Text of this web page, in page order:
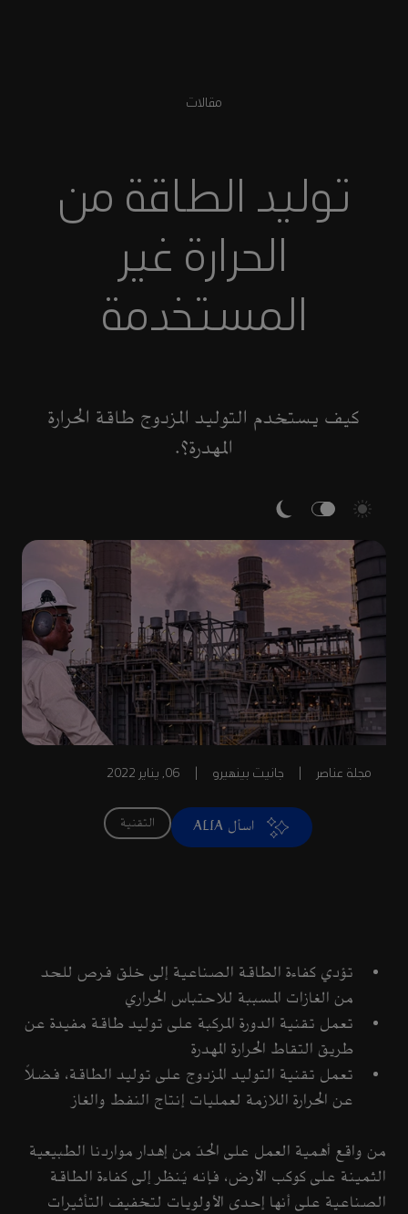
مقالات
توليد الطاقة من
الحرارة غير
المستخدمة
كيف يستخدم التوليد المزدوج طاقة الحرارة
المهدرة؟.
مجلة عناصر جانيت بينهيرو 06, يناير 2022
اسأل ALIA التقنية
تؤدي كفاءة الطاقة الصناعية إلى خلق فرص للحد
من الغازات المسببة للاحتباس الحراري
تعمل تقنية الدورة المركبة على توليد طاقة مفيدة عن
طريق التقاط الحرارة المهدرة
تعمل تقنية التوليد المزدوج على توليد الطاقة، فضلاً
عن الحرارة اللازمة لعمليات إنتاج النفط والغاز
من واقع أهمية العمل على الحدّ من إهدار مواردنا الطبيعية
الثمينة على كوكب الأرض، فإنه يُنظر إلى كفاءة الطاقة
الصناعية على أنها إحدى الأولويات لتخفيف التأثيرات